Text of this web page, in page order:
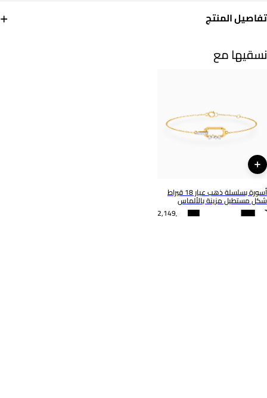
تفاصيل المنتج
+
ذهب أصفر 18 قيراط
رقم الموديل
21046111079
نسقيها مع
أسورة بسلسلة ذهب عيار 18 قيراط
شكل مستطيل مزينة بالألماس
2,149